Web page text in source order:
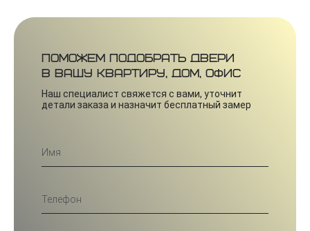
Поможем подобрать двери
в вашу квартиру, дом, офис
Наш специалист свяжется с вами, уточнит
детали заказа и назначит бесплатный замер